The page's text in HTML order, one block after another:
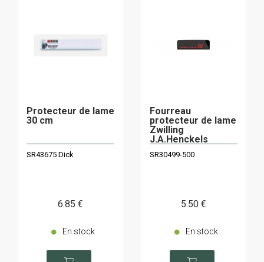
Protecteur de lame
30 cm
SR43675 Dick
6.85 €
En stock
Fourreau
protecteur de lame
Zwilling
J.A.Henckels
SR30499-500
5.50 €
En stock